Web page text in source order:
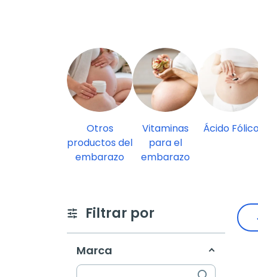
Otros
productos del
embarazo
Vitaminas
para el
embarazo
Ácido
Filtrar por
Marca